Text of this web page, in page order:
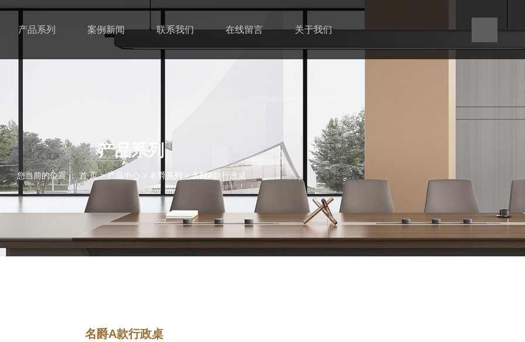
产品系列 案例新闻 联系我们 在线留言 关于我们
产品系列
您当前的位置 ： 首 页>产品中心 > 名爵系列 >名爵A款行政桌
名爵A款行政桌